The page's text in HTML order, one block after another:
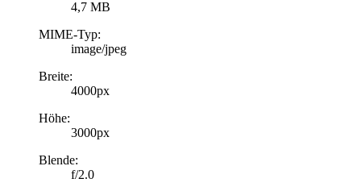
4,7 MB
MIME-Typ:
image/jpeg
Breite:
4000px
Höhe:
3000px
Blende:
f/2.0